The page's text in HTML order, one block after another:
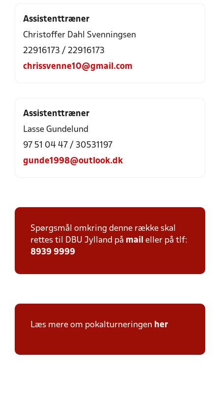
Assistenttræner
Christoffer Dahl Svenningsen
22916173 / 22916173
chrissvenne10@gmail.com
Assistenttræner
Lasse Gundelund
97 51 04 47 / 30531197
gunde1998@outlook.dk
Spørgsmål omkring denne række skal
rettes til DBU Jylland på mail eller på tlf:
8939 9999
Læs mere om pokalturneringen her